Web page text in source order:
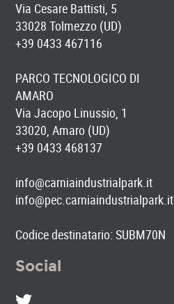
Via Cesare Battisti, 5
33028 Tolmezzo (UD)
+39 0433 467116
PARCO TECNOLOGICO DI
AMARO
Via Jacopo Linussio, 1
33020, Amaro (UD)
+39 0433 468137
info@carniaindustrialpark.it
info@pec.carniaindustrialpark.it
Codice destinatario: SUBM70N
Social